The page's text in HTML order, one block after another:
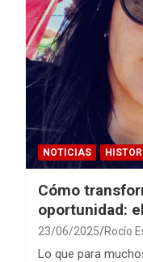
NOTICIAS
Cómo
oportunidad:
23/06/2025 Rocío
Lo que para